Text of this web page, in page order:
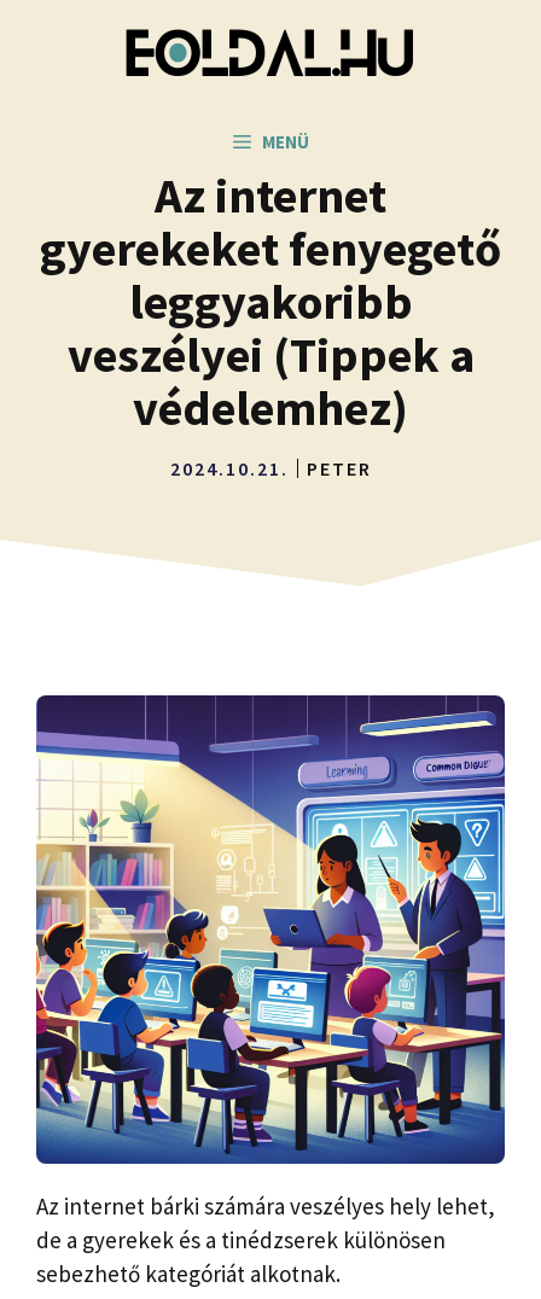
MENÜ
Az internet
gyerekeket fenyegető
leggyakoribb
veszélyei (Tippek a
védelemhez)
2024.10.21. PETER
Az internet bárki számára veszélyes hely lehet,
de a gyerekek és a tinédzserek különösen
sebezhető kategóriát alkotnak.